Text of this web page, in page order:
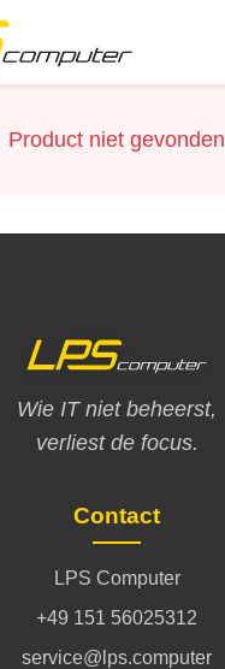
Product niet gevonden
Wie IT niet beheerst,
verliest de focus.
Contact
LPS Computer
+49 151 56025312
service@lps.computer